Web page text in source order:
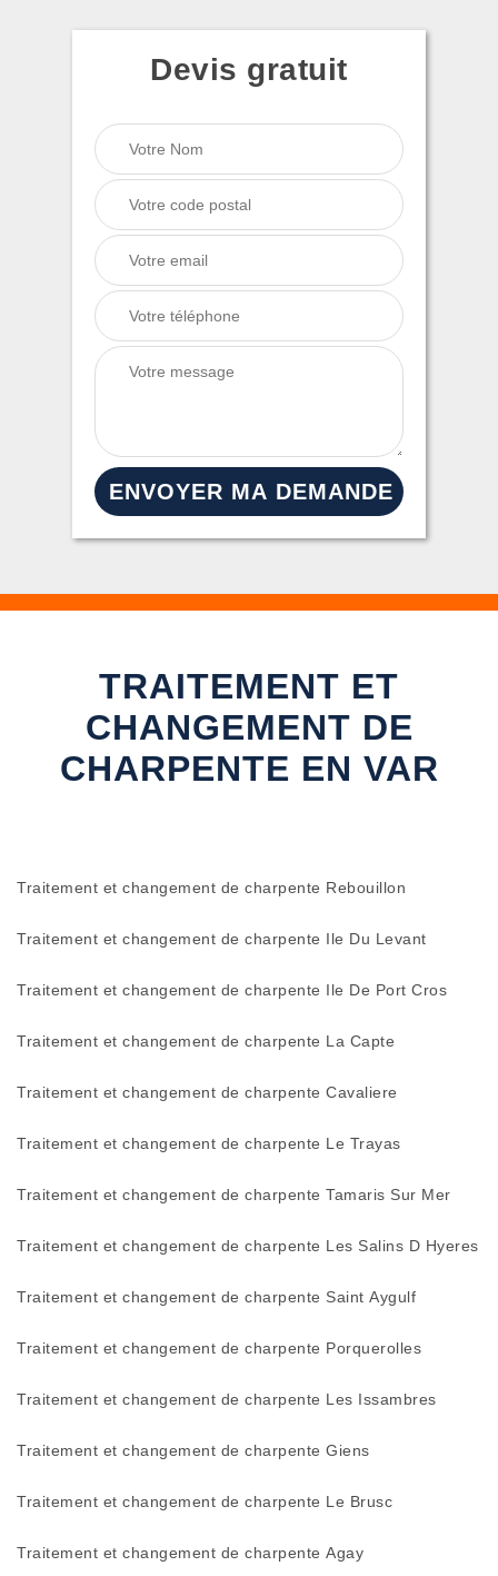
Devis gratuit
TRAITEMENT ET
CHANGEMENT DE
CHARPENTE EN VAR
Traitement et changement de charpente Rebouillon
Traitement et changement de charpente Ile Du Levant
Traitement et changement de charpente Ile De Port Cros
Traitement et changement de charpente La Capte
Traitement et changement de charpente Cavaliere
Traitement et changement de charpente Le Trayas
Traitement et changement de charpente Tamaris Sur Mer
Traitement et changement de charpente Les Salins D Hyeres
Traitement et changement de charpente Saint Aygulf
Traitement et changement de charpente Porquerolles
Traitement et changement de charpente Les Issambres
Traitement et changement de charpente Giens
Traitement et changement de charpente Le Brusc
Traitement et changement de charpente Agay